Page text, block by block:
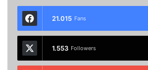
21.015 Fans
1.553 Followers